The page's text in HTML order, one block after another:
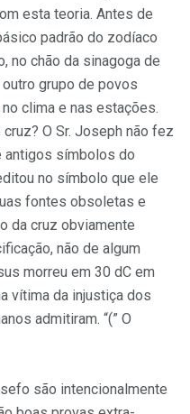
esta teoria. Antes de
padrão do zodíaco
no chão da sinagoga de
grupo de povos
clima e nas estações.
O Sr. Joseph não fez
antigos símbolos do
no símbolo que ele
fontes obsoletas e
da cruz obviamente
não de algum
morreu em 30 dC em
vítima da injustiça dos
admitiram. “(” O
são intencionalmente